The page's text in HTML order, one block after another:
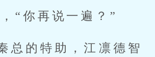
“你再说一遍？”
总的特助，江凛德智